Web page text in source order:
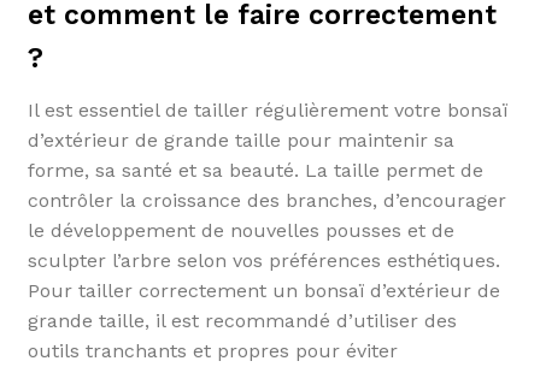
et comment le faire correctement
?
Il est essentiel de tailler régulièrement votre bonsaï
d’extérieur de grande taille pour maintenir sa
forme, sa santé et sa beauté. La taille permet de
contrôler la croissance des branches, d’encourager
le développement de nouvelles pousses et de
sculpter l’arbre selon vos préférences esthétiques.
Pour tailler correctement un bonsaï d’extérieur de
grande taille, il est recommandé d’utiliser des
outils tranchants et propres pour éviter